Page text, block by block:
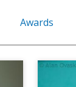
Awards